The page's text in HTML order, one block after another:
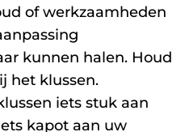
of werkzaamheden
kunnen halen. Houd
het klussen.
iets stuk aan
kapot aan uw